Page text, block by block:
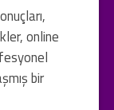
online
bir